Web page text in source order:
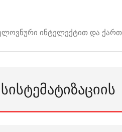
ინტელექტით და